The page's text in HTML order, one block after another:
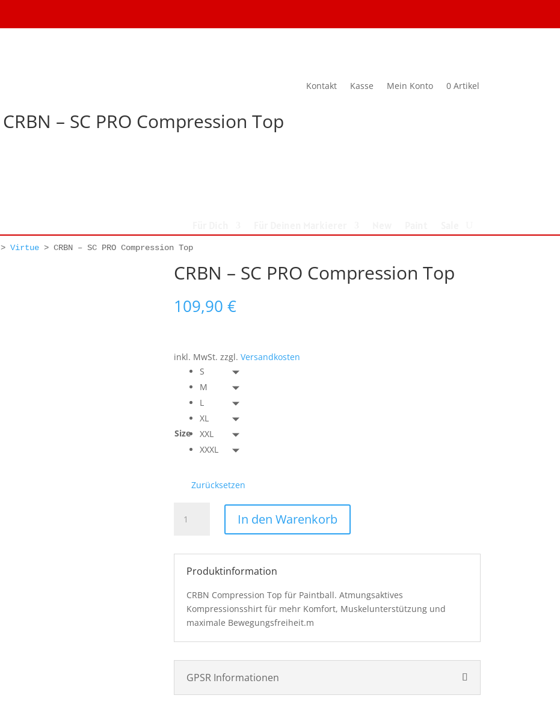
Kontakt Kasse Mein Konto 0 Artikel
CRBN – SC PRO Compression Top
>Virtue >CRBN – SC PRO Compression Top
CRBN – SC PRO Compression Top
109,90 €
inkl. MwSt. zzgl. Versandkosten
Size
S
M
L
XL
XXL
XXXL
Zurücksetzen
Compression
Top
Menge
In den Warenkorb
Produktinformation
CRBN Compression Top für Paintball. Atmungsaktives
Kompressionsshirt für mehr Komfort, Muskelunterstützung und
maximale Bewegungsfreiheit.m
GPSR Informationen